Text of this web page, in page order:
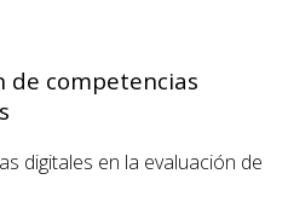
de competencias